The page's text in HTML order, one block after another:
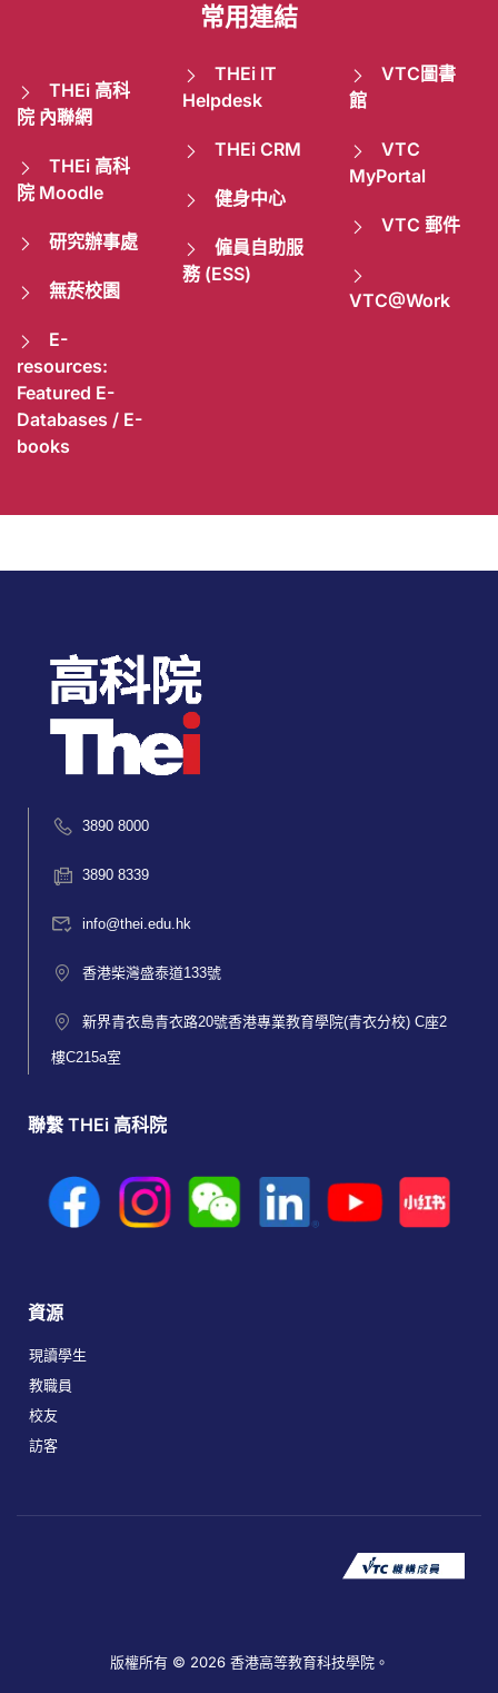
常用連結
THEi 高科
院 內聯網
THEi 高科
院 Moodle
研究辦事處
無菸校園
E-
resources:
Featured E-
Databases / E-
books
THEi IT
Helpdesk
THEi CRM
健身中心
僱員自助服
務 (ESS)
VTC圖書
館
VTC
MyPortal
VTC 郵件
VTC@Work
3890 8000
3890 8339
info@thei.edu.hk
香港柴灣盛泰道133號
新界青衣島青衣路20號香港專業教育學院(青衣分校) C座2
樓C215a室
聯繫 THEi 高科院
資源
現讀學生
教職員
校友
訪客
版權所有 © 2026 香港高等教育科技學院。